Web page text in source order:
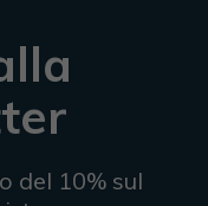
del 10% sul